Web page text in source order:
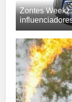
Zontes